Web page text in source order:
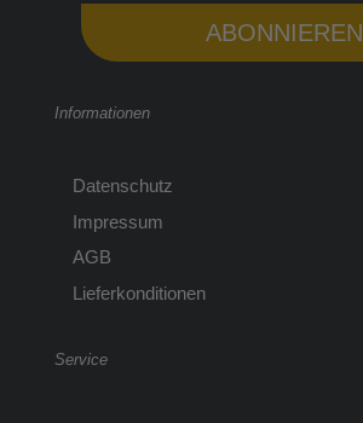
ABONNIEREN
Informationen
Datenschutz
Impressum
AGB
Lieferkonditionen
Service